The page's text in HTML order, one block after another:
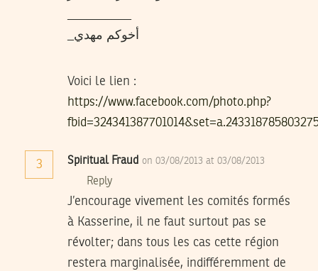
_أخوكم مهدي
Voici le lien :
https://www.facebook.com/photo.php?
3 Spiritual Fraud on 03/08/2013 at 03/08/2013
Reply
J’encourage vivement les comités formés
à Kasserine, il ne faut surtout pas se
révolter; dans tous les cas cette région
restera marginalisée, indifféremment de